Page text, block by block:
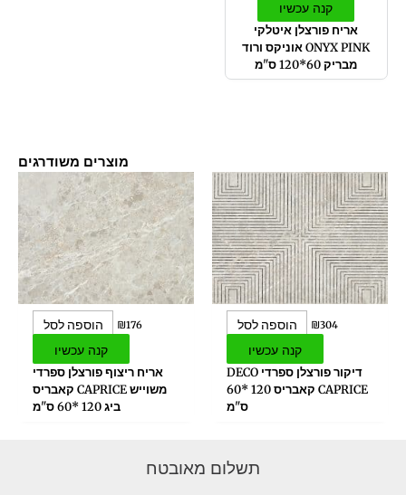
קנה עכשיו
אריח פורצלן איטלקי
ONYX PINK אוניקס ורוד
מבריק 60*120 ס"מ
מוצרים משודרגים
₪304 הוספה לסל
קנה עכשיו
דיקור פורצלן ספרדי DECO
CAPRICE קאבריס 120 *60
ס"מ
₪176 הוספה לסל
קנה עכשיו
אריח ריצוף פורצלן ספרדי
משוייש CAPRICE קאבריס
ביג 120 *60 ס"מ
תשלום מאובטח